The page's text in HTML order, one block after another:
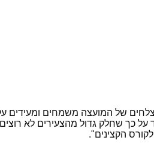
של המועצה משמחים ומעידים
על כך שחלק גדול מהצעירים לא
הקצינים".